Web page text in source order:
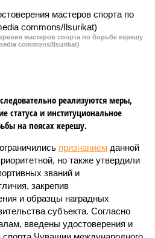
мастеров спорта по борьбе керешу
commons/Ilsurikat)
реализуются меры,
статуса и институциональное
на поясах керешу.
признанием данной
но также утвердили
званий и
закрепив
и образцы наградных
субъекта. Согласно
введены удостоверения и